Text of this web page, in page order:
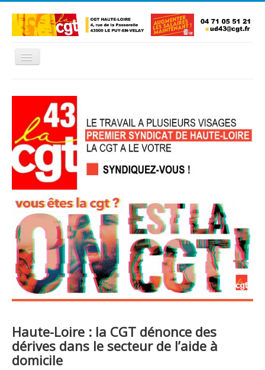
Basculer
L'Union Départementale
Les Unions Locales
Les syndicats locaux
Défendre vos droits
Se syndiquer
La confédératon nationale CGT
NOUS CONTACTER
Haute-Loire : la CGT dénonce des
dérives dans le secteur de l’aide à
domicile